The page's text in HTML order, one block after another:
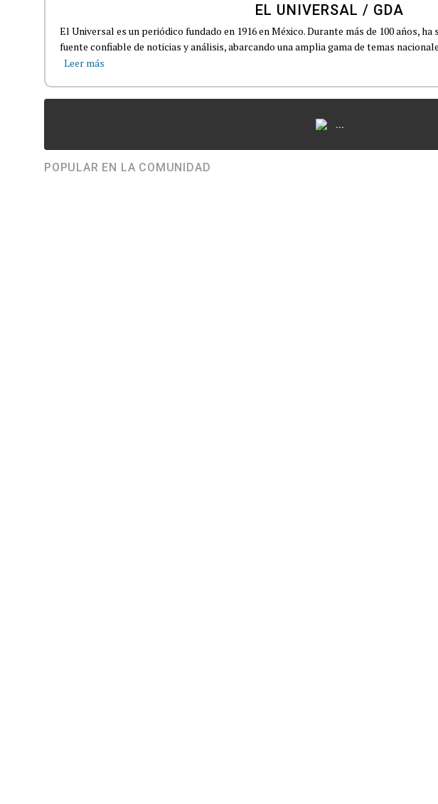
EL UNIVERSAL / GDA
El Universal es un periódico fundado en 1916 en México. Durante más de 100 años, ha
fuente confiable de noticias y análisis, abarcando una amplia gama de temas
Leer más
...
POPULAR EN LA COMUNIDAD